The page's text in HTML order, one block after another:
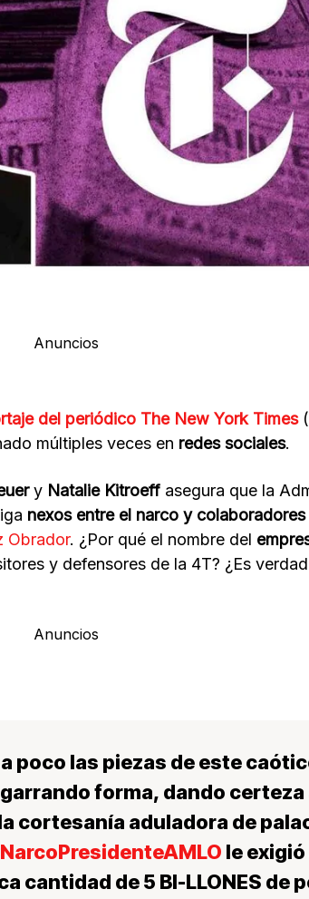
Anuncios
del periódico The New York Times
múltiples veces en redes sociales.
y Natalie Kitroeff asegura que la
nexos entre el narco y
Obrador. ¿Por qué el nombre del
y defensores de la 4T? ¿Es
Anuncios
poco las piezas de este
forma, dando certeza
cortesanía aduladora de
le exigió
cantidad de 5 BI-LLONES de